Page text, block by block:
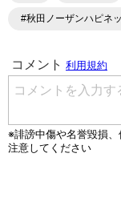
#秋田ノーザンハピネ